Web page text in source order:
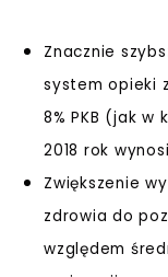
Znacznie
system opieki
8% PKB (jak w
2018 rok
Zwiększenie
zdrowia do
względem